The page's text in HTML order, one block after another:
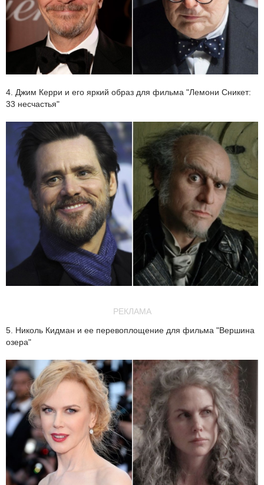
4. Джим Керри и его яркий образ для фильма "Лемони Сникет:
33 несчастья"
РЕКЛАМА
5. Николь Кидман и ее перевоплощение для фильма "Вершина
озера"